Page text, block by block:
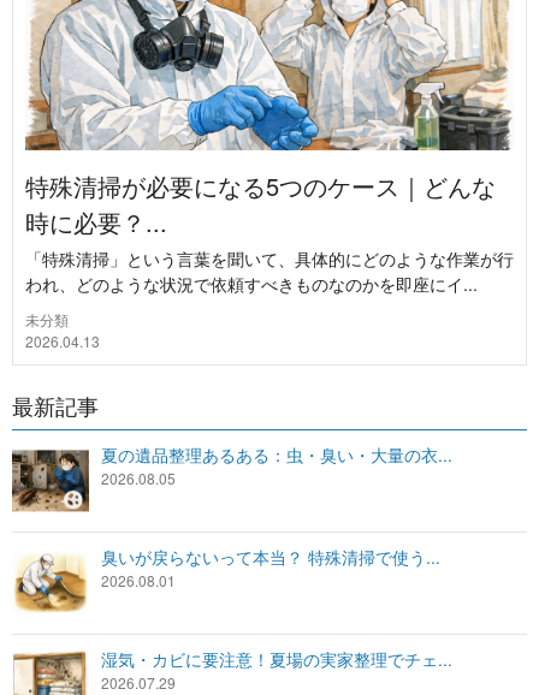
特殊清掃が必要になる5つのケース｜どんな
時に必要？...
「特殊清掃」という言葉を聞いて、具体的にどのような作業が行
われ、どのような状況で依頼すべきものなのかを即座にイ...
未分類
2026.04.13
最新記事
夏の遺品整理あるある：虫・臭い・大量の衣...
2026.08.05
臭いが戻らないって本当？ 特殊清掃で使う...
2026.08.01
湿気・カビに要注意！夏場の実家整理でチェ...
2026.07.29